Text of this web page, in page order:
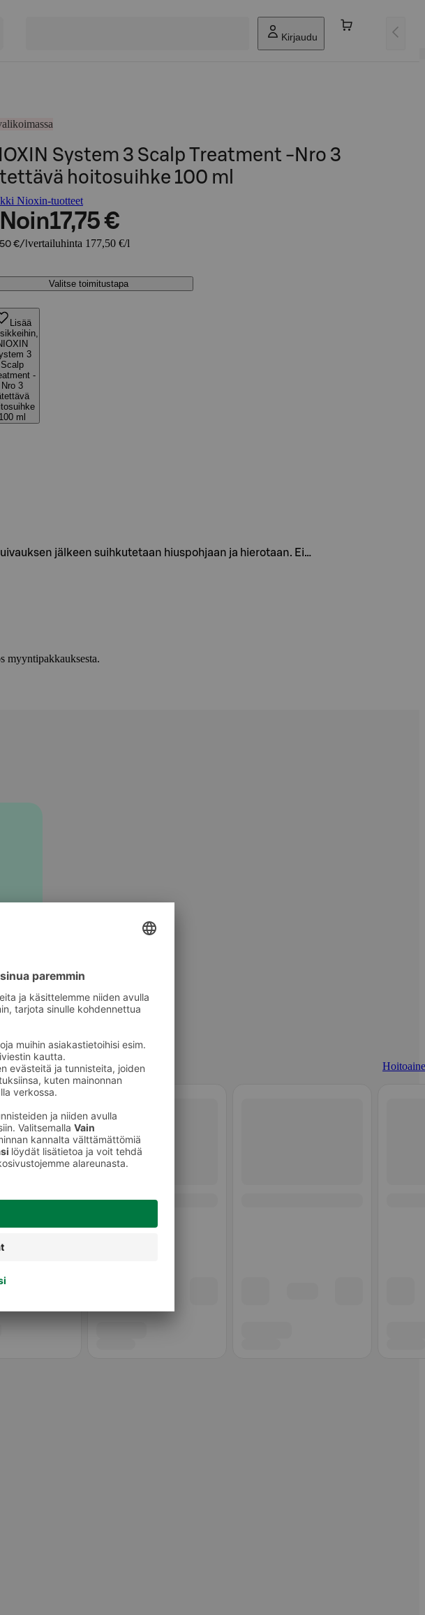
Kirjaudu
System 3 Scalp Treatment -Nro 3
hoitosuihke 100 ml
Nioxin-tuotteet
Noin17,75 €
€/l vertailuhinta 177,50 €/l
Valitse toimitustapa
Lisää
3
Scalp
-
Nro 3
100 ml
jälkeen suihkutetaan hiuspohjaan ja hierotaan. Ei…
myyntipakkauksesta.